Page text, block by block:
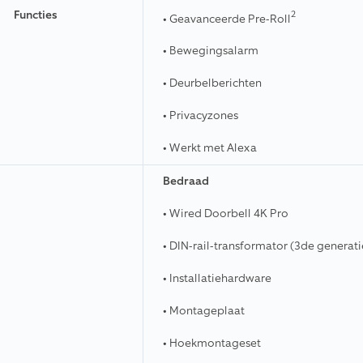
Functies • Geavanceerde Pre-Roll2
• Bewegingsalarm
• Deurbelberichten
• Privacyzones
• Werkt met Alexa
Bedraad
• Wired Doorbell 4K Pro
• DIN-rail-transformator (3de
• Installatiehardware
• Montageplaat
• Hoekmontageset